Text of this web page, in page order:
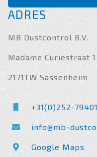
ADRES
MB Dustcontrol B.V.
Madame Curiestraat 1
2171TW Sassenheim
+31(0)252-
info@mb-
Google Maps